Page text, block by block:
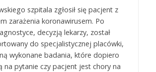
szpitala zgłosił się pacjent z
zarażenia koronawirusem. Po
decyzją lekarzy, został
do specjalistycznej placówki,
wykonane badania, które dopiero
na pytanie czy pacjent jest chory na